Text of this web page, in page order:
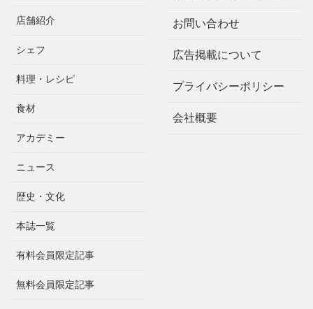
店舗紹介
シェフ
料理・レシピ
食材
アカデミー
ニュース
歴史・文化
本誌一覧
有料会員限定記事
無料会員限定記事
お問い合わせ
広告掲載について
プライバシーポリシー
会社概要